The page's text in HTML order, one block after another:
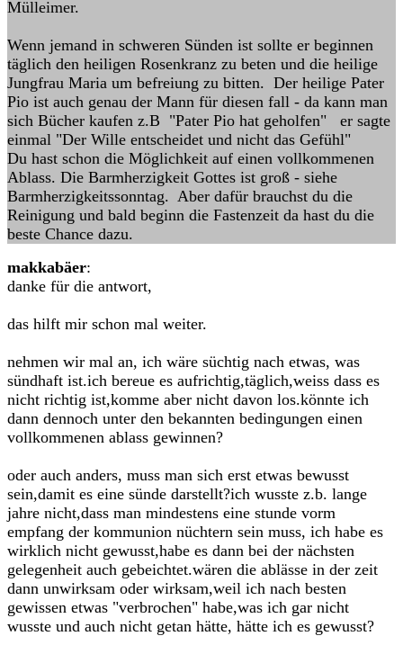
Mülleimer.
Wenn jemand in schweren Sünden ist sollte er beginnen
täglich den heiligen Rosenkranz zu beten und die heilige
Jungfrau Maria um befreiung zu bitten. Der heilige Pater
Pio ist auch genau der Mann für diesen fall - da kann man
sich Bücher kaufen z.B "Pater Pio hat geholfen" er sagte
einmal "Der Wille entscheidet und nicht das Gefühl"
Du hast schon die Möglichkeit auf einen vollkommenen
Ablass. Die Barmherzigkeit Gottes ist groß - siehe
Barmherzigkeitssonntag. Aber dafür brauchst du die
Reinigung und bald beginn die Fastenzeit da hast du die
beste Chance dazu.
makkabäer:
danke für die antwort,
das hilft mir schon mal weiter.
nehmen wir mal an, ich wäre süchtig nach etwas, was
sündhaft ist.ich bereue es aufrichtig,täglich,weiss dass es
nicht richtig ist,komme aber nicht davon los.könnte ich
dann dennoch unter den bekannten bedingungen einen
vollkommenen ablass gewinnen?
oder auch anders, muss man sich erst etwas bewusst
sein,damit es eine sünde darstellt?ich wusste z.b. lange
jahre nicht,dass man mindestens eine stunde vorm
empfang der kommunion nüchtern sein muss, ich habe es
wirklich nicht gewusst,habe es dann bei der nächsten
gelegenheit auch gebeichtet.wären die ablässe in der zeit
dann unwirksam oder wirksam,weil ich nach besten
gewissen etwas "verbrochen" habe,was ich gar nicht
wusste und auch nicht getan hätte, hätte ich es gewusst?